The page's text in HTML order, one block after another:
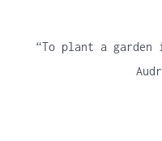
“To plant a